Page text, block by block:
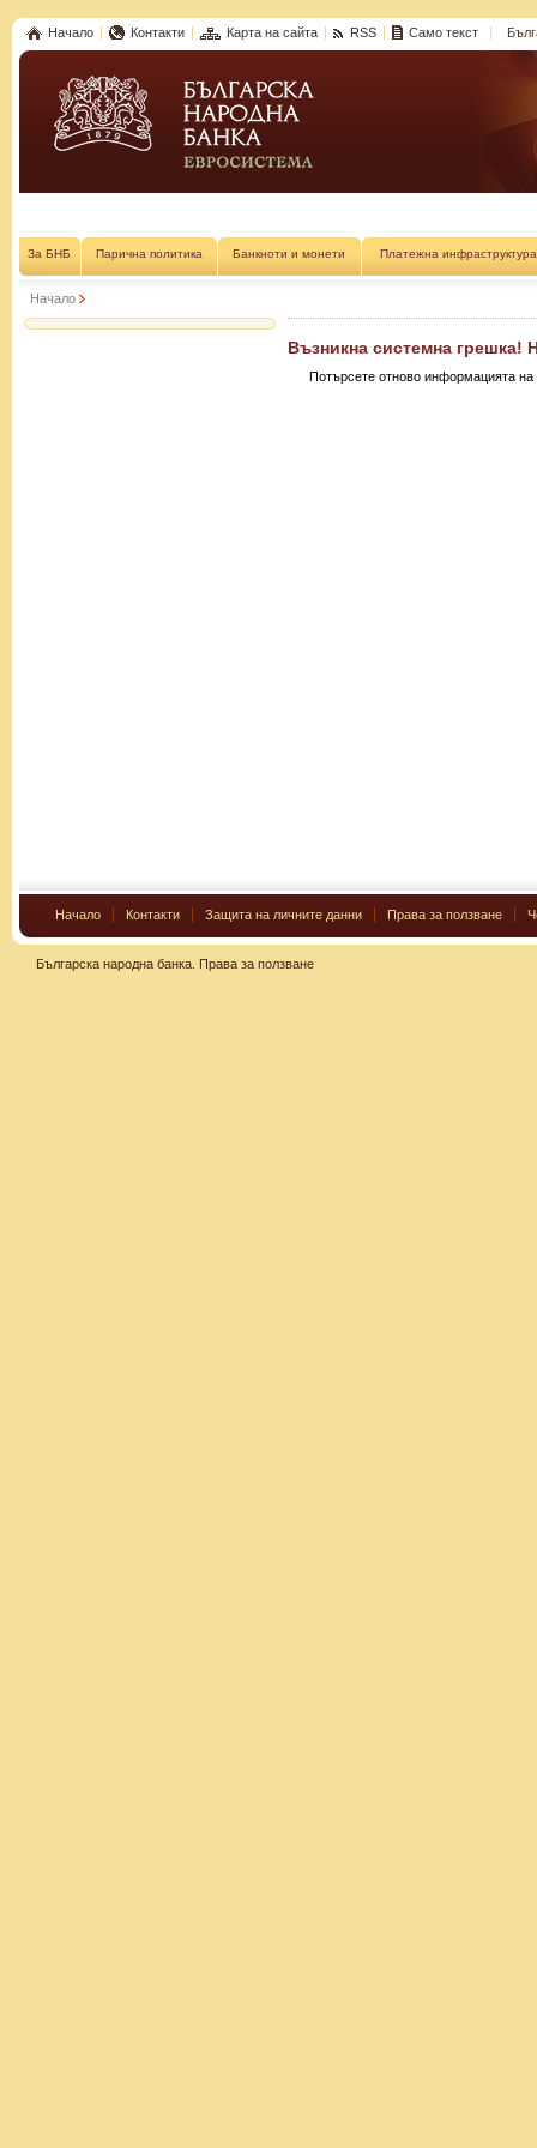
Начало Контакти Карта на сайта RSS Само текст
За БНБ Парична политика Банкноти и монети Платежна инфраструктура
Начало
Възникна системна грешка!
Потърсете отново информацията на
Начало Контакти Защита на личните данни Права за ползване
Българска народна банка. Права за ползване